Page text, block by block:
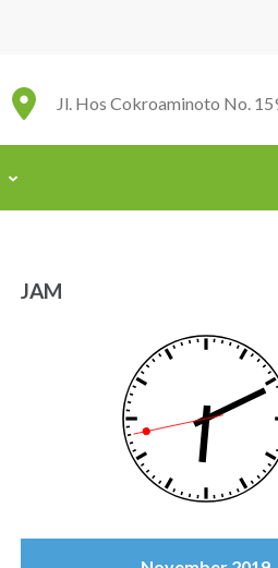
Jl. Hos Cokroaminoto No.
JAM